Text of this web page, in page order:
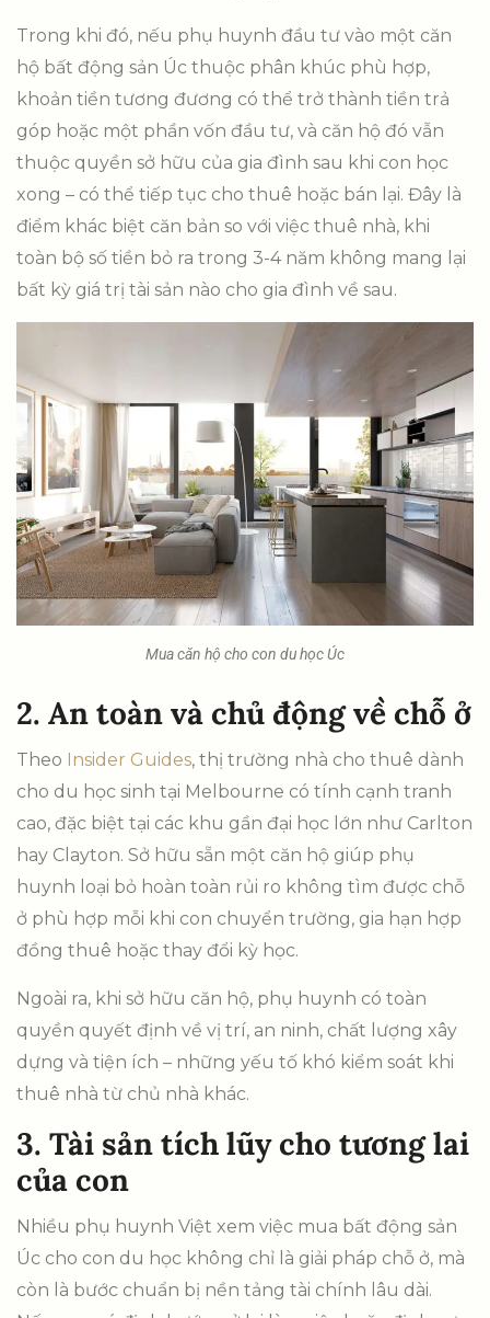
Trong khi đó, nếu phụ huynh đầu tư vào một căn
hộ bất động sản Úc thuộc phân khúc phù hợp,
khoản tiền tương đương có thể trở thành tiền trả
góp hoặc một phần vốn đầu tư, và căn hộ đó vẫn
thuộc quyền sở hữu của gia đình sau khi con học
xong – có thể tiếp tục cho thuê hoặc bán lại. Đây là
điểm khác biệt căn bản so với việc thuê nhà, khi
toàn bộ số tiền bỏ ra trong 3-4 năm không mang lại
bất kỳ giá trị tài sản nào cho gia đình về sau.
Mua căn hộ cho con du học Úc
2. An toàn và chủ động về chỗ ở
Theo Insider Guides, thị trường nhà cho thuê dành
cho du học sinh tại Melbourne có tính cạnh tranh
cao, đặc biệt tại các khu gần đại học lớn như Carlton
hay Clayton. Sở hữu sẵn một căn hộ giúp phụ
huynh loại bỏ hoàn toàn rủi ro không tìm được chỗ
ở phù hợp mỗi khi con chuyển trường, gia hạn hợp
đồng thuê hoặc thay đổi kỳ học.
Ngoài ra, khi sở hữu căn hộ, phụ huynh có toàn
quyền quyết định về vị trí, an ninh, chất lượng xây
dựng và tiện ích – những yếu tố khó kiểm soát khi
thuê nhà từ chủ nhà khác.
3. Tài sản tích lũy cho tương lai
của con
Nhiều phụ huynh Việt xem việc mua bất động sản
Úc cho con du học không chỉ là giải pháp chỗ ở, mà
còn là bước chuẩn bị nền tảng tài chính lâu dài.